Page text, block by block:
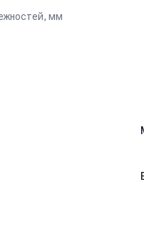
мм